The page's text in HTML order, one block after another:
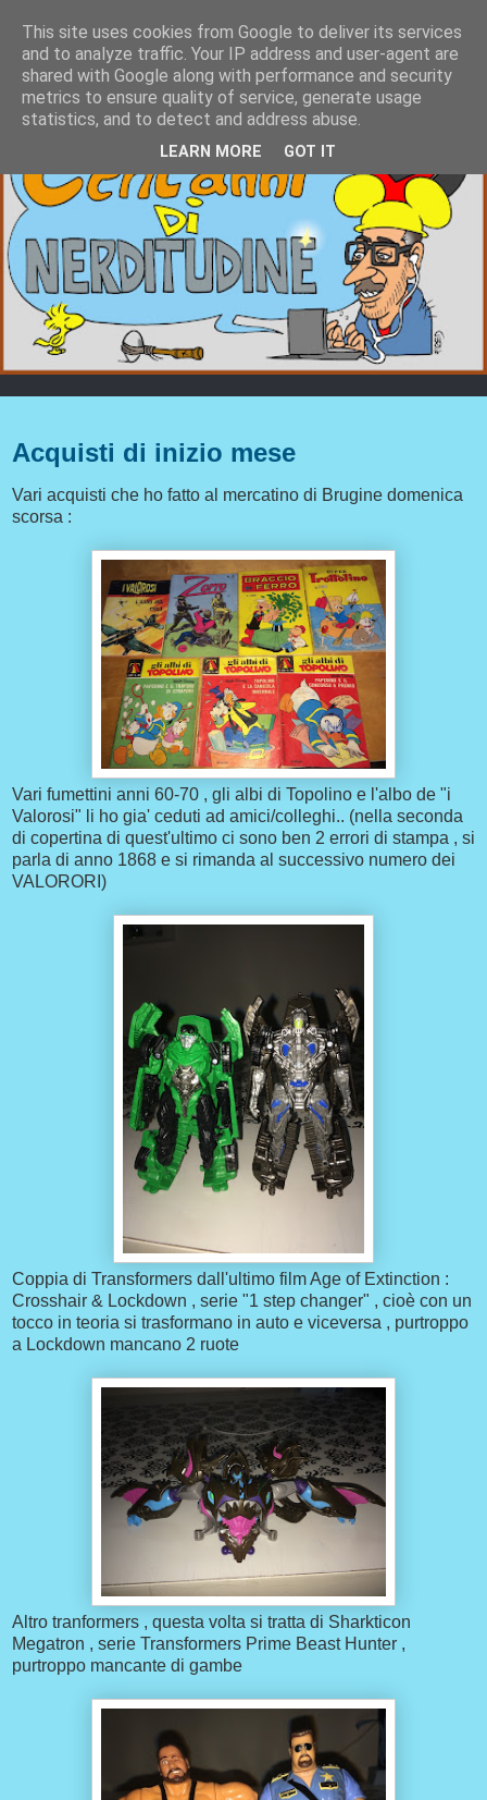
Acquisti di inizio mese
Vari acquisti che ho fatto al mercatino di Brugine domenica
scorsa :
Vari fumettini anni 60-70 , gli albi di Topolino e l'albo de "i
Valorosi" li ho gia' ceduti ad amici/colleghi.. (nella seconda
di copertina di quest'ultimo ci sono ben 2 errori di stampa , si
parla di anno 1868 e si rimanda al successivo numero dei
VALORORI)
Coppia di Transformers dall'ultimo film Age of Extinction :
Crosshair & Lockdown , serie "1 step changer" , cioè con un
tocco in teoria si trasformano in auto e viceversa , purtroppo
a Lockdown mancano 2 ruote
Altro tranformers , questa volta si tratta di Sharkticon
Megatron , serie Transformers Prime Beast Hunter ,
purtroppo mancante di gambe
This site uses cookies from Google to deliver its services
and to analyze traffic. Your IP address and user-agent are
shared with Google along with performance and security
metrics to ensure quality of service, generate usage
statistics, and to detect and address abuse.
LEARN MORE GOT IT